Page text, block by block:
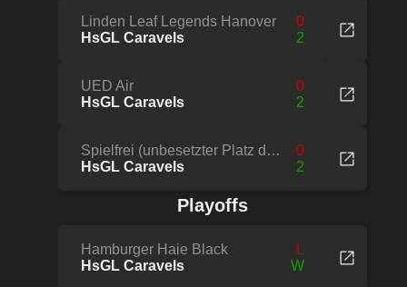
Linden Leaf Legends Hanover
0
HsGL Caravels
2
UED Air
0
HsGL Caravels
2
Spielfrei (unbesetzter Platz der Liga)
0
HsGL Caravels
2
Playoffs
Hamburger Haie Black
L
HsGL Caravels
W